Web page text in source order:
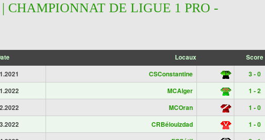
CHAMPIONNAT DE LIGUE 1 PRO -
Locaux Score
CSConstantine 3 - 0
MCAlger 1 - 2
MCOran 1 - 0
CRBélouizdad 1 - 0